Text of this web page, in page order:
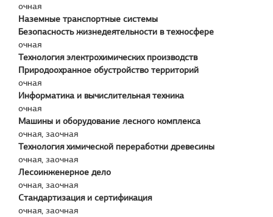
очная
Наземные транспортные системы
Безопасность жизнедеятельности в техносфере
очная
Технология электрохимических производств
Природоохранное обустройство территорий
очная
Информатика и вычислительная техника
очная
Машины и оборудование лесного комплекса
очная, заочная
Технология химической переработки древесины
очная, заочная
Лесоинженерное дело
очная, заочная
Стандартизация и сертификация
очная, заочная